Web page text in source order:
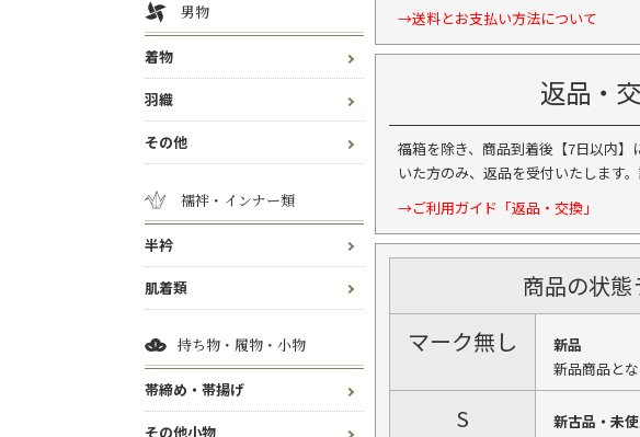
男物
着物
羽織
その他
襦袢・インナー類
半衿
肌着類
持ち物・履物・小物
帯締め・帯揚げ
その他小物
→送料とお支払い方法について
返品・
福箱を除き、商品到着後【7日以内
いた方のみ、返品を受付いたします
→ご利用ガイド「返品・交換」
商品の状態
マーク無し
新品
新品商品とな
S
新古品・未